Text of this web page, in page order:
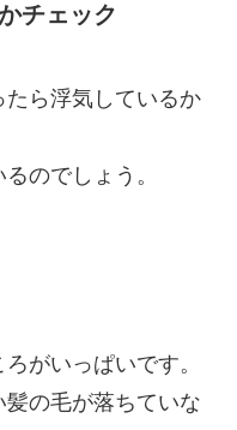
チェック
ら浮気しているか
のでしょう。
がいっぱいです。
の毛が落ちていな